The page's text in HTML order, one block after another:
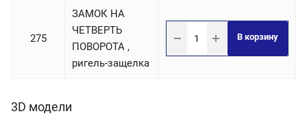
275
ЗАМОК НА
ЧЕТВЕРТЬ
ПОВОРОТА ,
ригель-защелка
В корзину
3D модели